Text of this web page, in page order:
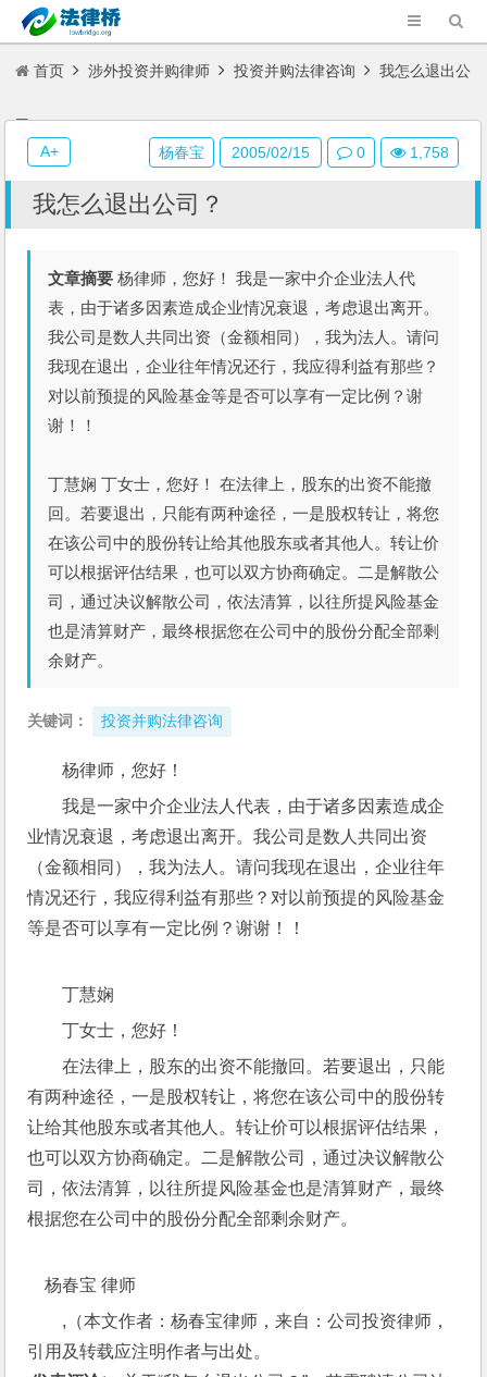
首页 涉外投资并购律师 投资并购法律咨询 我怎么退出公
司？
我怎么退出公司？
文章摘要 杨律师，您好！ 我是一家中介企业法人代
表，由于诸多因素造成企业情况衰退，考虑退出离开。
我公司是数人共同出资（金额相同），我为法人。请问
我现在退出，企业往年情况还行，我应得利益有那些？
对以前预提的风险基金等是否可以享有一定比例？谢
谢！！
丁慧娴 丁女士，您好！ 在法律上，股东的出资不能撤
回。若要退出，只能有两种途径，一是股权转让，将您
在该公司中的股份转让给其他股东或者其他人。转让价
可以根据评估结果，也可以双方协商确定。二是解散公
司，通过决议解散公司，依法清算，以往所提风险基金
也是清算财产，最终根据您在公司中的股份分配全部剩
余财产。
关键词： 投资并购法律咨询
杨律师，您好！
我是一家中介企业法人代表，由于诸多因素造成企
业情况衰退，考虑退出离开。我公司是数人共同出资
（金额相同），我为法人。请问我现在退出，企业往年
情况还行，我应得利益有那些？对以前预提的风险基金
等是否可以享有一定比例？谢谢！！
丁慧娴
丁女士，您好！
在法律上，股东的出资不能撤回。若要退出，只能
有两种途径，一是股权转让，将您在该公司中的股份转
让给其他股东或者其他人。转让价可以根据评估结果，
也可以双方协商确定。二是解散公司，通过决议解散公
司，依法清算，以往所提风险基金也是清算财产，最终
根据您在公司中的股份分配全部剩余财产。
杨春宝 律师
,（本文作者：杨春宝律师，来自：公司投资律师，
引用及转载应注明作者与出处。
杨春宝 2005/02/15 0 1,758
A+